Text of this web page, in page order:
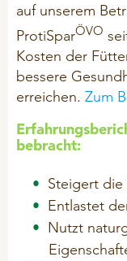
PFERDE
Hygiene
Mineralfutter
Mineral-Leckmassen
Problemlöser
SCHAFE &
Hygiene
auf unserem
ProtiSparÖVO
Kosten der
bessere
erreichen. Zum
bebracht:
Steigert
Entlastet
Nutzt